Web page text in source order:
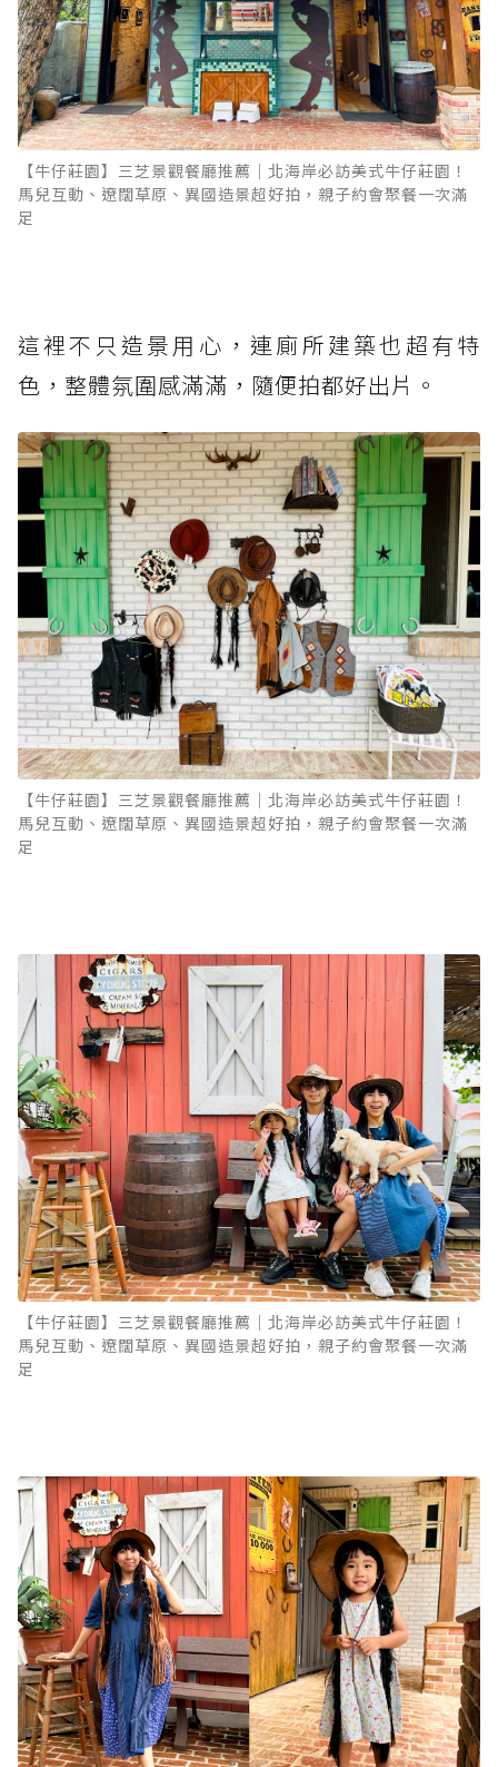
【牛仔莊園】三芝景觀餐廳推薦｜北海岸必訪美式牛仔莊園！
馬兒互動、遼闊草原、異國造景超好拍，親子約會聚餐一次滿
足
這裡不只造景用心，連廁所建築也超有特
色，整體氛圍感滿滿，隨便拍都好出片。
【牛仔莊園】三芝景觀餐廳推薦｜北海岸必訪美式牛仔莊園！
馬兒互動、遼闊草原、異國造景超好拍，親子約會聚餐一次滿
足
【牛仔莊園】三芝景觀餐廳推薦｜北海岸必訪美式牛仔莊園！
馬兒互動、遼闊草原、異國造景超好拍，親子約會聚餐一次滿
足